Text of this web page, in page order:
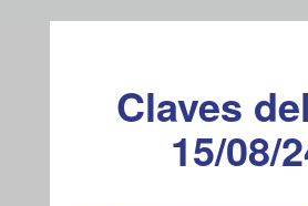
Claves
15/08/